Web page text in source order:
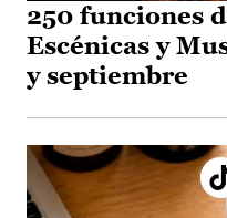
250 funciones
Escénicas y
y septiembre